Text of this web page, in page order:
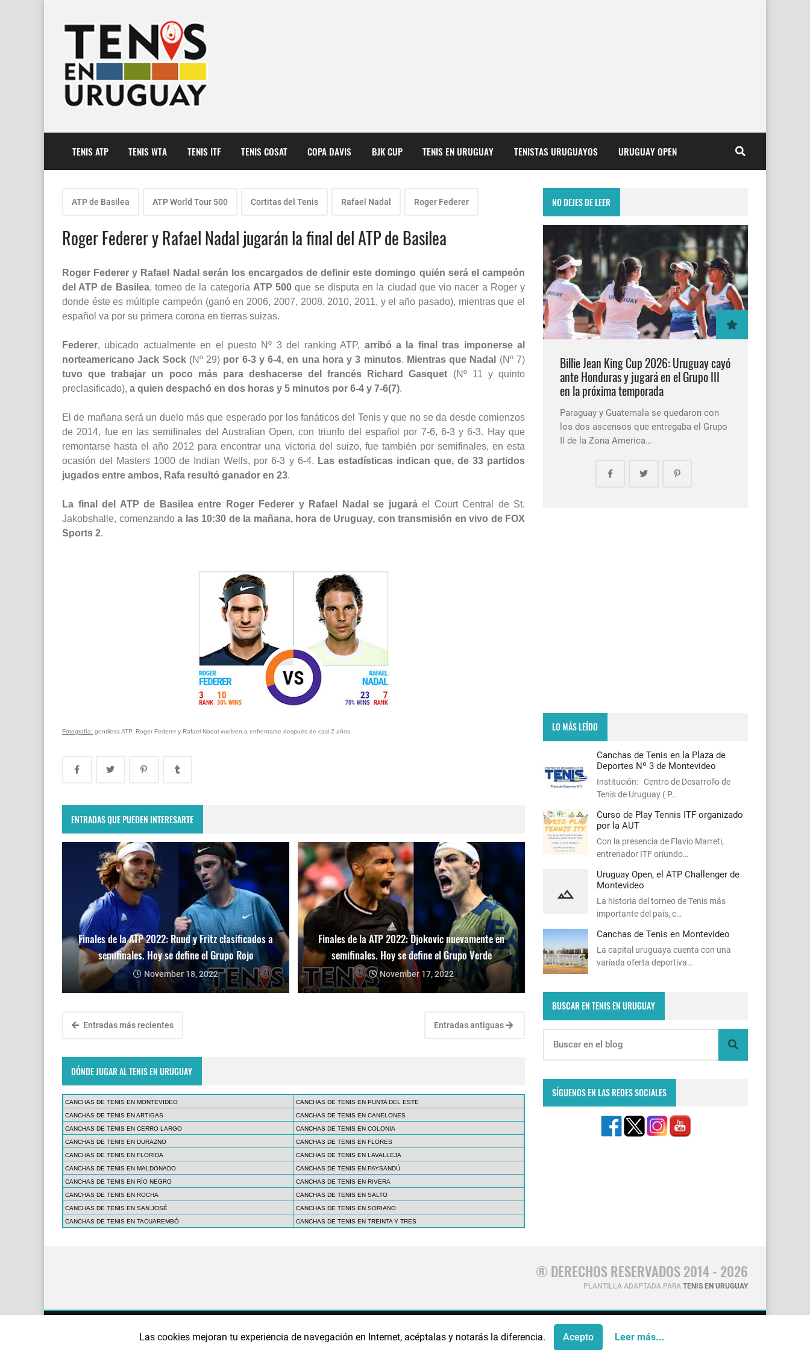
Las cookies mejoran tu experiencia de navegación en Internet, acéptalas y notarás la diferencia. Acepto Leer más...
TENIS ATP TENIS WTA TENIS ITF TENIS COSAT COPA DAVIS BJK CUP TENIS EN URUGUAY TENISTAS URUGUAYOS URUGUAY OPEN
ATP de Basilea ATP World Tour 500 Cortitas del Tenis Rafael Nadal Roger Federer
Roger Federer y Rafael Nadal jugarán la final del ATP de Basilea
Roger Federer y Rafael Nadal serán los encargados de definir este domingo quién será el campeón
del ATP de Basilea, torneo de la categoría ATP 500 que se disputa en la ciudad que vio nacer a Roger y
donde éste es múltiple campeón (ganó en 2006, 2007, 2008, 2010, 2011, y el año pasado), mientras que el
español va por su primera corona en tierras suizas.
Federer, ubicado actualmente en el puesto Nº 3 del ranking ATP, arribó a la final tras imponerse al
norteamericano Jack Sock(Nº 29) por 6-3 y 6-4, en una hora y 3 minutos. Mientras que Nadal
(Nº 7)
tuvo que trabajar un poco más para deshacerse del francés Richard Gasquet (Nº 11 y quinto
preclasificado), a quien despachó en dos horas y 5 minutos por 6-4 y 7-6(7).
El de mañana será un duelo más que esperado por los fanáticos del Tenis y que no se da desde comienzos
de 2014, fue en las semifinales del Australian Open, con triunfo del español por 7-6, 6-3 y 6-3. Hay que
remontarse hasta el año 2012 para encontrar una victoria del suizo, fue también por semifinales, en esta
ocasión del Masters 1000 de Indian Wells, por 6-3 y 6-4. Las estadísticas indican que, de 33 partidos
jugados entre ambos, Rafa resultó ganador en 23.
La final del ATP de Basilea entre Roger Federer y Rafael Nadal se jugaráel Court Central de St.
Jakobshalle, comenzando a las 10:30 de la mañana, hora de Uruguay, con transmisión en vivo de FOX
Sports 2.
Fotografía: gentileza ATP. Roger Federer y Rafael Nadal vuelven a enfrentarse después de casi 2 años.
ENTRADAS QUE PUEDEN INTERESARTE
Finales de la ATP 2022: Ruud y Fritz clasificados a
semifinales. Hoy se define el Grupo Rojo
November 18, 2022
Finales de la ATP 2022: Djokovic nuevamente en
semifinales. Hoy se define el Grupo Verde
November 17, 2022
Entradas más recientes Entradas antiguas
DÓNDE JUGAR AL TENIS EN URUGUAY
CANCHAS DE TENIS EN MONTEVIDEO
CANCHAS DE TENIS EN PUNTA DEL ESTE
CANCHAS DE TENIS EN ARTIGAS
CANCHAS DE TENIS EN CANELONES
CANCHAS DE TENIS EN CERRO LARGO
CANCHAS DE TENIS EN COLONIA
CANCHAS DE TENIS EN DURAZNO
CANCHAS DE TENIS EN FLORES
CANCHAS DE TENIS EN FLORIDA
CANCHAS DE TENIS EN LAVALLEJA
CANCHAS DE TENIS EN MALDONADO
CANCHAS DE TENIS EN PAYSANDÚ
CANCHAS DE TENIS EN RÍO NEGRO
CANCHAS DE TENIS EN RIVERA
CANCHAS DE TENIS EN ROCHA
CANCHAS DE TENIS EN SALTO
CANCHAS DE TENIS EN SAN JOSÉ
CANCHAS DE TENIS EN SORIANO
CANCHAS DE TENIS EN TACUAREMBÓ
CANCHAS DE TENIS EN TREINTA Y TRES
NO DEJES DE LEER
Billie Jean King Cup 2026: Uruguay cayó
ante Honduras y jugará en el Grupo III
en la próxima temporada
Paraguay y Guatemala se quedaron con
los dos ascensos que entregaba el Grupo
II de la Zona America…
LO MÁS LEÍDO
Canchas de Tenis en la Plaza de
Deportes Nº 3 de Montevideo
Institución: Centro de Desarrollo de
Tenis de Uruguay ( P…
Curso de Play Tennis ITF organizado
por la AUT
Con la presencia de Flavio Marreti,
entrenador ITF oriundo…
Uruguay Open, el ATP Challenger de
Montevideo
La historia del torneo de Tenis más
importante del país, c…
Canchas de Tenis en Montevideo
La capital uruguaya cuenta con una
variada oferta deportiva…
BUSCAR EN TENIS EN URUGUAY
SÍGUENOS EN LAS REDES SOCIALES
® DERECHOS RESERVADOS 2014 - 2026
PLANTILLA ADAPTADA PARA TENIS EN URUGUAY
¿QUIÉNES SOMOS? AVISO LEGAL POLÍTICA DE PRIVACIDAD POLÍTICA DE COOKIES PUBLICIDAD CONTÁCTANOS